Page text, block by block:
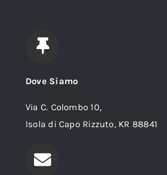
Dove Siamo
Via C. Colombo 10,
Isola di Capo Rizzuto, KR 88841